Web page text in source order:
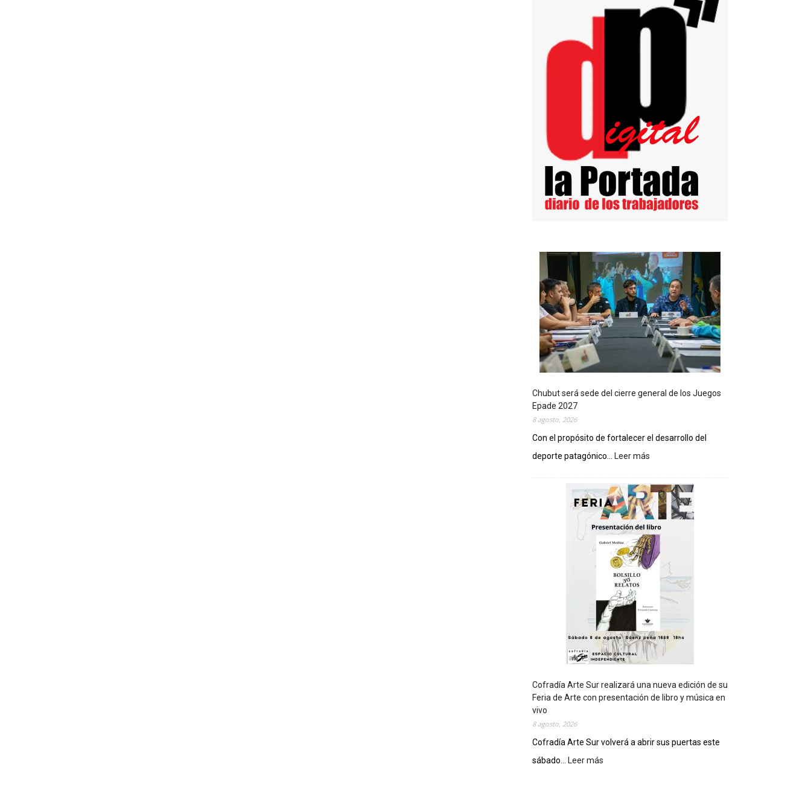
Chubut será sede del cierre general de los Juegos
Epade 2027
8 agosto, 2026
Con el propósito de fortalecer el desarrollo del
deporte patagónico...
Leer más
u
b
u
t
s
e
r
e
d
e
d
e
c
i
e
Cofradía Arte Sur realizará una nueva edición de su
Feria de Arte con presentación de libro y música en
vivo
8 agosto, 2026
Cofradía Arte Sur volverá a abrir sus puertas este
sábado...
Leer más